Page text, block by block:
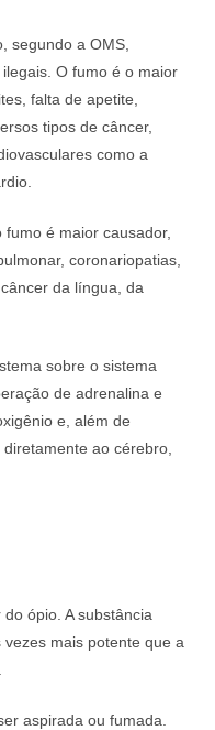
segundo a OMS,
O fumo é o maior
falta de apetite,
tipos de câncer,
como a
é maior causador,
coronariopatias,
da língua, da
sobre o sistema
de adrenalina e
e, além de
ao cérebro,
ópio. A substância
mais potente que a
aspirada ou fumada.